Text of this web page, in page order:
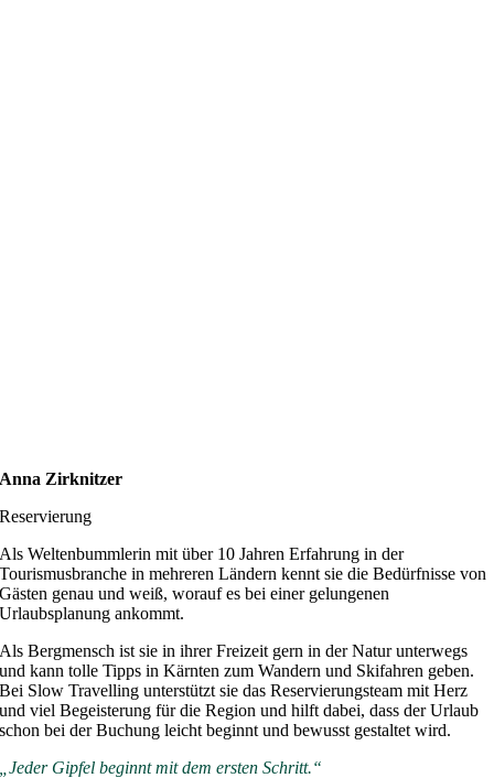
Anna Zirknitzer
Reservierung
Als Weltenbummlerin mit über 10 Jahren Erfahrung in der
Tourismusbranche in mehreren Ländern kennt sie die Bedürfnisse von
Gästen genau und weiß, worauf es bei einer gelungenen
Urlaubsplanung ankommt.
Als Bergmensch ist sie in ihrer Freizeit gern in der Natur unterwegs
und kann tolle Tipps in Kärnten zum Wandern und Skifahren geben.
Bei Slow Travelling unterstützt sie das Reservierungsteam mit Herz
und viel Begeisterung für die Region und hilft dabei, dass der Urlaub
schon bei der Buchung leicht beginnt und bewusst gestaltet wird.
„Jeder Gipfel beginnt mit dem ersten Schritt.“